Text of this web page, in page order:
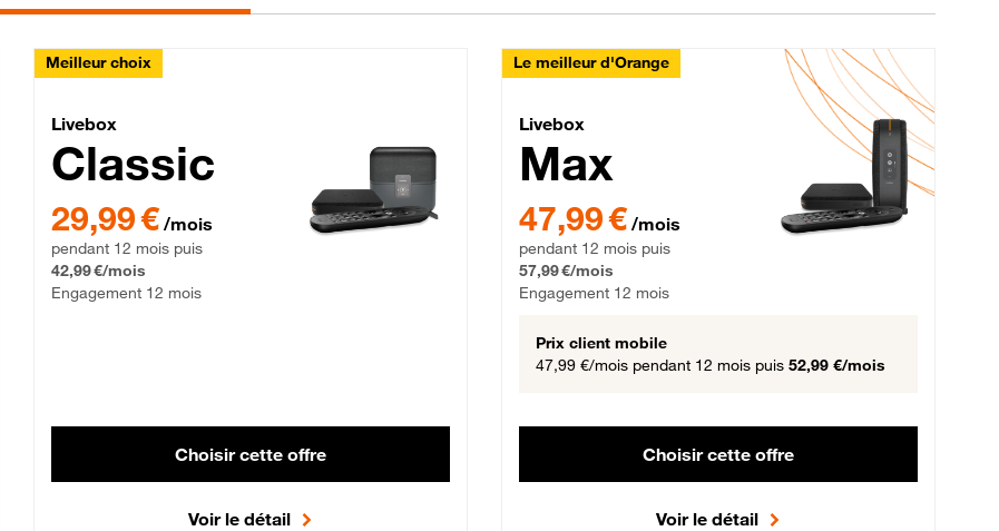
Fibre
Meilleur choix
Livebox Classic Fibre
Livebox
Classic
29,99 € par mois pendant 12 mois puis 42,99 € par mois, Engagement 12 mois
29,99 € /mois
pendant 12 mois puis
42,99 €/mois
Engagement 12 mois
Choisir cette offre
Voir le détail
Le meilleur d'Orange
Livebox Max Fibre
Livebox
Max
47,99 € par mois pendant 12 mois puis 57,99 € par mois,
47,99 € /mois
pendant 12 mois puis
57,99 €/mois
Engagement 12 mois
Prix client mobile
47,99 €/mois pendant 12 mois puis 52,99 €/mois
Choisir cette offre
Voir le détail